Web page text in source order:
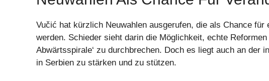
Vučić hat kürzlich Neuwahlen ausgerufen, die als Chance für
werden. Schieder sieht darin die Möglichkeit, echte
Abwärtsspirale‘ zu durchbrechen. Doch es liegt auch an der
in Serbien zu stärken und zu stützen.